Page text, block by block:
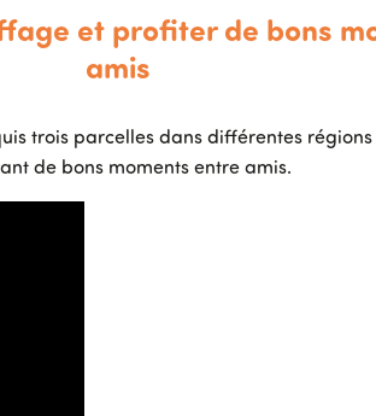
et profiter de bons
amis
trois parcelles dans différentes régions
de bons moments entre amis.